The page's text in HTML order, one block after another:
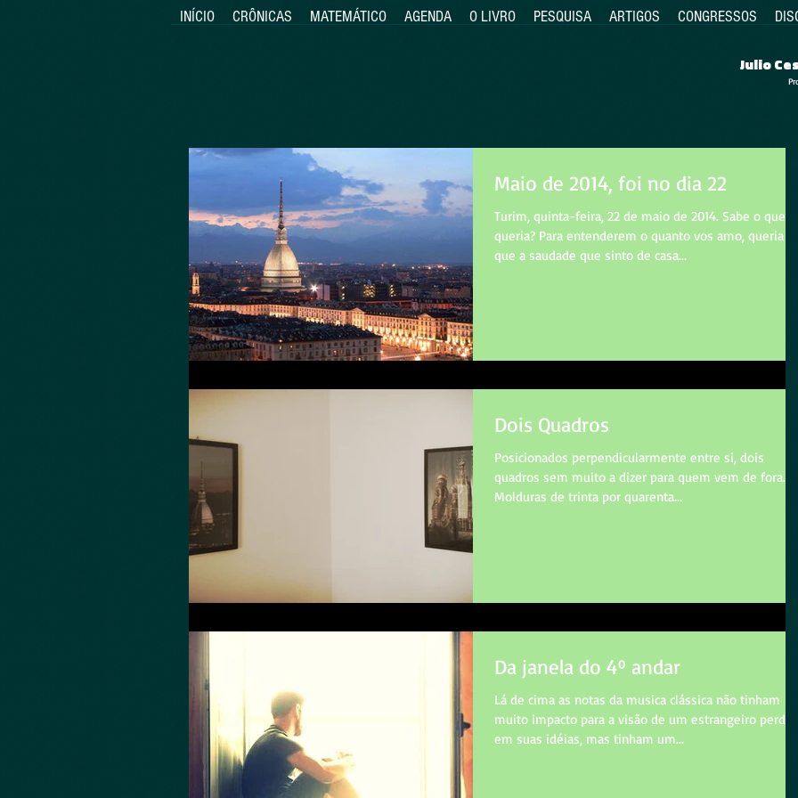
INÍCIO CRÔNICAS MATEMÁTICO AGENDA O LIVRO PESQUISA ARTIGOS CONGRESSOS
Julio
Maio de 2014, foi no dia 22
Turim, quinta-feira, 22 de maio de 2014. Sabe o que
queria? Para entenderem o quanto vos amo, queria
que a saudade que sinto de casa...
Dois Quadros
Posicionados perpendicularmente entre si, dois
quadros sem muito a dizer para quem vem de fora.
Molduras de trinta por quarenta...
Da janela do 4º andar
Lá de cima as notas da musica clássica não tinham
muito impacto para a visão de um estrangeiro
em suas idéias, mas tinham um...